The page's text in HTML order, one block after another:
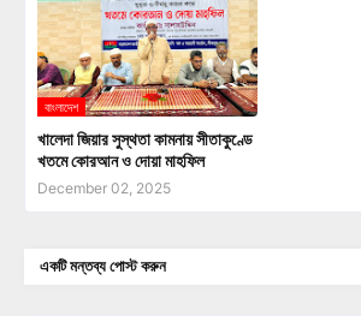
বাংলাদেশ
খালেদা জিয়ার সুস্থতা কামনায় সীতাকুণ্ডে
খতমে কোরআন ও দোয়া মাহফিল
December 02, 2025
একটি মন্তব্য পোস্ট করুন